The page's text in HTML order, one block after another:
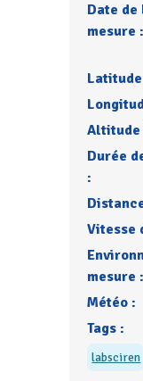
Date de
mesure :
Altitude
Durée
:
Vitesse
mesure :
Météo :
Tags :
labsciren